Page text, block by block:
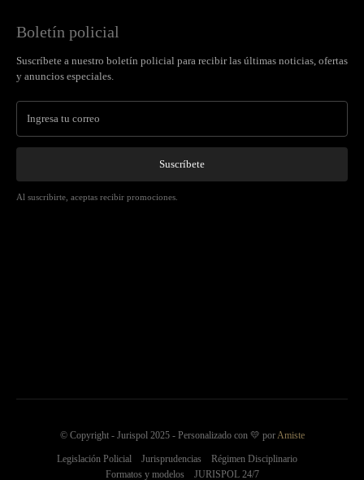
Boletín policial
Suscríbete a nuestro boletín policial para recibir las últimas noticias, ofertas
y anuncios especiales.
Suscríbete
Al suscribirte, aceptas recibir promociones.
© Copyright - Jurispol 2025 - Personalizado con 💛 porAmiste
Legislación Policial Jurisprudencias
Régimen Disciplinario
Formatos y modelos
JURISPOL 24/7